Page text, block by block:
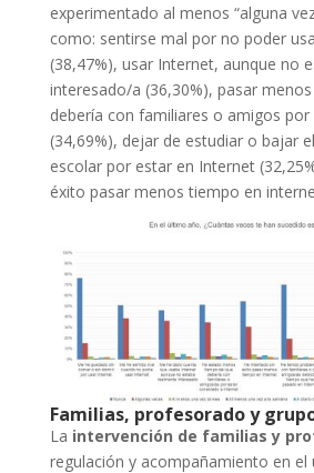
experimentado al menos “alguna
como: sentirse mal por no poder
(38,47%), usar Internet, aunque no
interesado/a (36,30%), pasar
debería con familiares o amigos
(34,69%), dejar de estudiar o bajar
escolar por estar en Internet
éxito pasar menos tiempo en
Familias, profesorado y
La intervención de familias y
regulación y acompañamiento en el